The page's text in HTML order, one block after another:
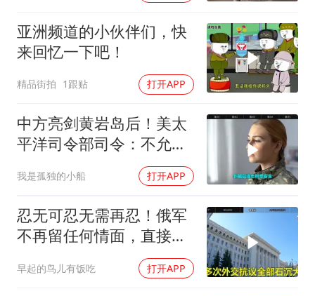
亚洲频道的小伙伴们，快
来回忆一下吧！
精品街拍 1跟贴 打开APP
中方亮剑黄岩岛后！美太
平洋司令部司令：不允许
我是孤独的小船 打开APP
忍无可忍无需再忍！俄军
不再留任何情面，直接炸
早起的鸟儿有饭吃 打开APP